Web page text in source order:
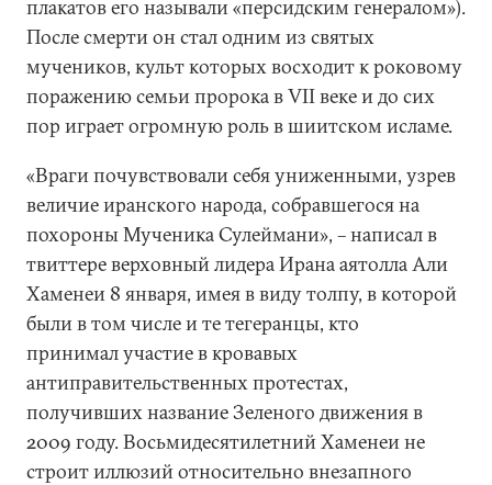
плакатов его называли «персидским генералом»).
После смерти он стал одним из святых
мучеников, культ которых восходит к роковому
поражению семьи пророка в VII веке и до сих
пор играет огромную роль в шиитском исламе.
«Враги почувствовали себя униженными, узрев
величие иранского народа, собравшегося на
похороны Мученика Сулеймани», – написал в
твиттере верховный лидера Ирана аятолла Али
Хаменеи 8 января, имея в виду толпу, в которой
были в том числе и те тегеранцы, кто
принимал участие в кровавых
антиправительственных протестах,
получивших название Зеленого движения в
2009 году. Восьмидесятилетний Хаменеи не
строит иллюзий относительно внезапного